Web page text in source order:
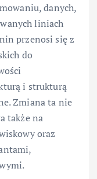
danych,
liniach
przenosi się z
do
i strukturą
Zmiana ta nie
także na
oraz